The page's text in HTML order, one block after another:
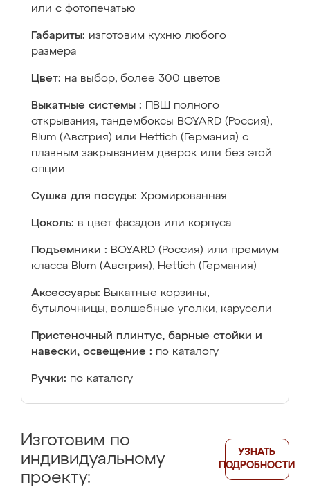
или с фотопечатью
Габариты: изготовим кухню любого
размера
Цвет: на выбор, более 300 цветов
Выкатные системы :
ПВШ полного
открывания, тандембоксы BOYARD (Россия),
Blum (Австрия) или Hettich (Германия) с
плавным закрыванием дверок или без этой
опции
Сушка для посуды: Хромированная
Цоколь: в цвет фасадов или корпуса
Подъемники : BOYARD (Россия) или премиум
класса Blum (Австрия), Hettich (Германия)
Аксессуары: Выкатные корзины,
бутылочницы, волшебные уголки, карусели
Пристеночный плинтус, барные стойки и
навески, освещение : по каталогу
Ручки: по каталогу
Изготовим по
индивидуальному
проекту:
УЗНАТЬ
ПОДРОБНОСТИ